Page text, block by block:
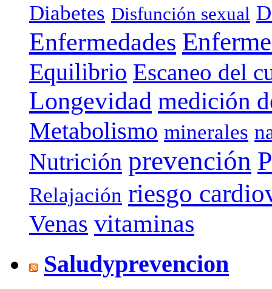
Diabetes Disfunción sexual
Enfermedades
Equilibrio Escaneo del
Longevidad medición
Metabolismo minerales
Nutrición prevención
Relajación riesgo
Venas vitaminas
Saludyprevencion